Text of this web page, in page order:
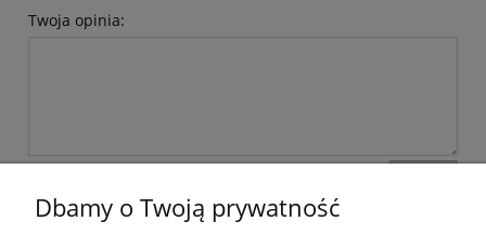
Twoja opinia:
Dbamy o Twoją prywatność